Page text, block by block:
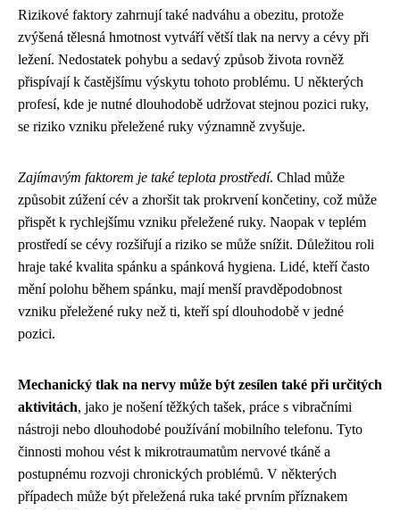
Rizikové faktory zahrnují také nadváhu a obezitu, protože
zvýšená tělesná hmotnost vytváří větší tlak na nervy a cévy při
ležení. Nedostatek pohybu a sedavý způsob života rovněž
přispívají k častějšímu výskytu tohoto problému. U některých
profesí, kde je nutné dlouhodobě udržovat stejnou pozici ruky,
se riziko vzniku přeležené ruky významně zvyšuje.
Zajímavým faktorem je také teplota prostředí. Chlad může
způsobit zúžení cév a zhoršit tak prokrvení končetiny, což může
přispět k rychlejšímu vzniku přeležené ruky. Naopak v teplém
prostředí se cévy rozšiřují a riziko se může snížit. Důležitou roli
hraje také kvalita spánku a spánková hygiena. Lidé, kteří často
mění polohu během spánku, mají menší pravděpodobnost
vzniku přeležené ruky než ti, kteří spí dlouhodobě v jedné
pozici.
Mechanický tlak na nervy může být zesílen také při určitých
aktivitách, jako je nošení těžkých tašek, práce s vibračními
nástroji nebo dlouhodobé používání mobilního telefonu. Tyto
činnosti mohou vést k mikrotraumatům nervové tkáně a
postupnému rozvoji chronických problémů. V některých
případech může být přeležená ruka také prvním příznakem